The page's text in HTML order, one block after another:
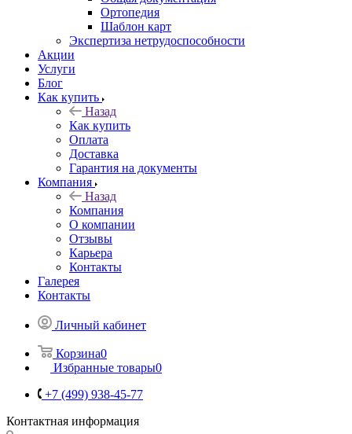
Ортопедия
Шаблон карт
Экспертиза нетрудоспособности
Акции
Услуги
Блог
Как купить
Назад
Как купить
Оплата
Доставка
Гарантия на документы
Компания
Назад
Компания
О компании
Отзывы
Карьера
Контакты
Галерея
Контакты
Личный кабинет
Корзина0
Избранные товары0
+7 (499) 938-45-77
Контактная информация